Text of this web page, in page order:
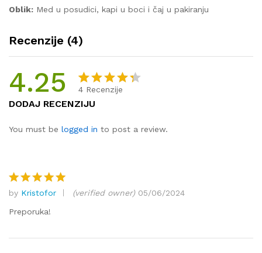
Oblik: Med u posudici, kapi u boci i čaj u pakiranju
Recenzije (4)
4.25
Korisnič
ke
ocjene:
4
)
4 Recenzije
DODAJ RECENZIJU
You must be logged in to post a review.
Ocjenjeno
5od 5
by Kristofor (verified owner) 05/06/2024
Preporuka!